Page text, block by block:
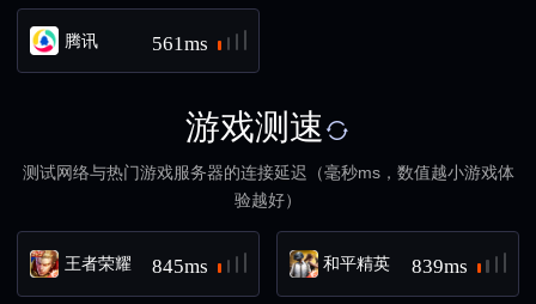
腾讯 561ms
游戏测速
测试网络与热门游戏服务器的连接延迟（毫秒ms，数值越小游戏体
验越好）
王者荣耀 845ms 和平精英 839ms